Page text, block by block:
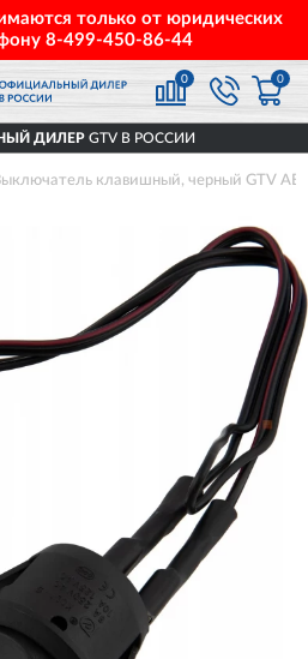
только от юридических
8-499-450-86-44
0 0
ДИЛЕР GTV В РОССИИ
клавишный, черный GTV